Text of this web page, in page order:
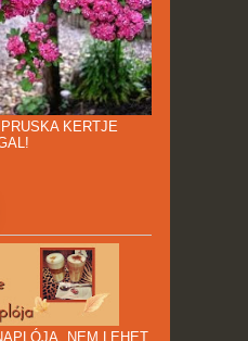
KERTJE
NEM LEHET